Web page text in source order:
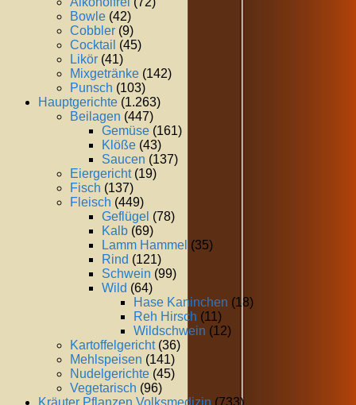
Bowle (42)
Cobbler (9)
Cocktail (45)
Likör (41)
Mixgetränke (142)
Punsch (103)
Hauptgerichte (1.263)
Beilagen (447)
Gemüse (161)
Klöße (43)
Saucen (137)
Eiergericht(19)
Fisch (137)
Fleisch (449)
Geflügel (78)
Kalb (69)
Lamm Hammel (35)
Rind (121)
Schwein (99)
Wild (64)
Hase Kaninchen (18)
Reh Hirsch (11)
Wildschwein (12)
Kartoffelgericht(36)
Mehlspeisen (141)
Nudelgerichte (45)
Vegetarisch (96)
Kräuter Pflanzen Volksmedizin (733)